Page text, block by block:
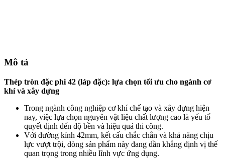
Mô tả
Thép tròn đặc phi 42 (láp đặc): lựa chọn tối ưu cho ngành cơ
khí và xây dựng
Trong ngành công nghiệp cơ khí chế tạo và xây dựng hiện
nay, việc lựa chọn nguyên vật liệu chất lượng cao là yếu tố
quyết định đến độ bền và hiệu quả thi công.
Với đường kính 42mm, kết cấu chắc chắn và khả năng chịu
lực vượt trội, dòng sản phẩm này đang dần khẳng định vị thế
quan trọng trong nhiều lĩnh vực ứng dụng.